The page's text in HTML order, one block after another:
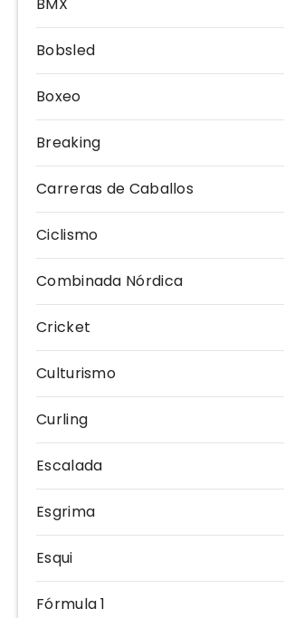
Bobsled
Boxeo
Breaking
Carreras de Caballos
Ciclismo
Combinada Nórdica
Cricket
Culturismo
Curling
Escalada
Esgrima
Esqui
Fórmula 1